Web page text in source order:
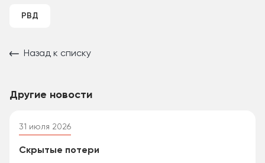
РВД
Назад к списку
Другие новости
31 июля 2026
Скрытые потери